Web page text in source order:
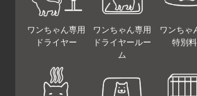
ワンちゃん専用
ドライヤー
ワンちゃん専用
ドライヤールー
ム
ワンちゃ
特別